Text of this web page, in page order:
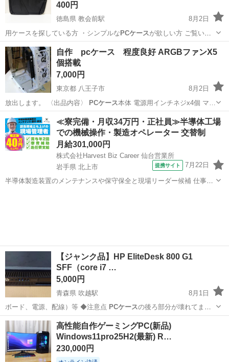
400円
徳島県 教会前駅
8月2日
用ケースを探している方 ・シンプルな PCケースが欲しい方 ご覧いた
だきありがとう…
徳島 板野郡 教会前駅 その他
自作 pcケース 程度良好 ARGBファンX5
個搭載
7,000円
東京都 八王子市
8月2日
放出します。 〈出品内容〉 PCケース本体 電源用インチネジx4個 マ…
東京 八王子市 PCパーツ
≪寮完備・月収34万円・正社員≫半導体工場
での機械操作・製造オペレーター 交替制
月給301,000円
株式会社Harvest Biz Career 仙台営業所
岩手県 北上市
提携サイト 7月22日
半導体製造装置のメンテナンスや保守保全と現場リーダー候補 仕事内
【ジャンク品】HP EliteDesk 800 G1
SFF（core i7 …
5,000円
青森県 吹越駅
8月1日
ボード、電源、配線）等 ◆注意点 PCケースの後ろ部分が壊れてま
す。 ※グラフィ…
青森 上北郡 吹越駅 デスクトップパソコン
高性能自作ゲーミングPC(新品)
Windows11pro25H2(最新) R…
230,000円